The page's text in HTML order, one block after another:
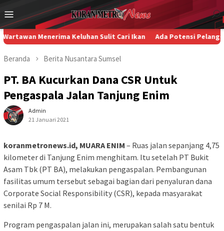
ke
konten
Menu
Mobile
Keluhan Sulit Cari Ikan Ada Potensi Pelanggaran
Beranda Berita Nusantara Sumsel
PT. BA Kucurkan Dana CSR Untuk
Pengaspala Jalan Tanjung Enim
Admin
21 Januari 2021
koranmetronews.id, MUARA ENIM – Ruas jalan sepanjang 4,75
kilometer di Tanjung Enim menghitam. Itu setelah PT Bukit
Asam Tbk (PT BA), melakukan pengaspalan. Pembangunan
fasilitas umum tersebut sebagai bagian dari penyaluran dana
Corporate Social Responsibility (CSR), kepada masyarakat
senilai Rp 7 M.
Program pengaspalan jalan ini, merupakan salah satu bentuk